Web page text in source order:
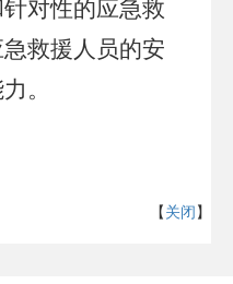
对性的应急救
救援人员的安
。
【关闭】